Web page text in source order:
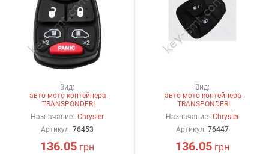
Вид:
авто-мото контейнера-
TRANSPONDERI
Назначание: Chrysler
Артикул: 76453
136.05грн
Вид:
авто-мото контейнера-
TRANSPONDERI
Назначание: Chrysler
Артикул: 76447
136.05грн